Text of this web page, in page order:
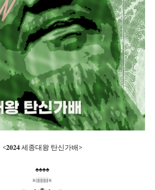
<𝟐𝟎𝟐𝟒 세종대왕 탄신가배>
♠♠♠♠
※iiiiiiii※